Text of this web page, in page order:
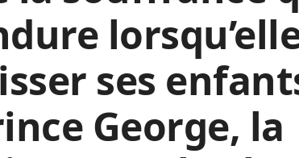
ses
George, la